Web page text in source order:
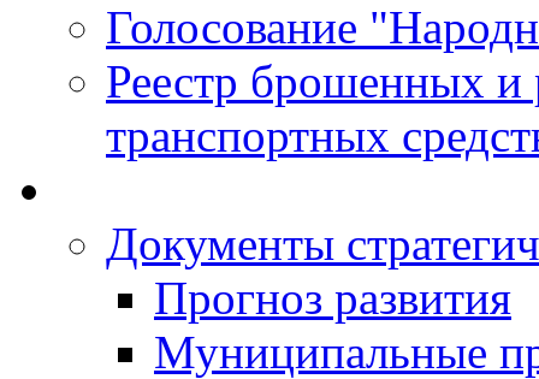
Голосование
Реестр брошенных и
транспортных
Документы
Прогноз развития
Муниципальные